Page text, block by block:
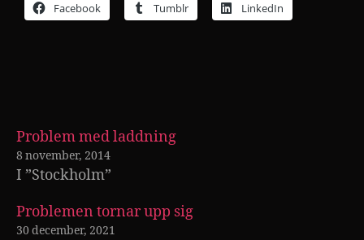
Facebook Tumblr LinkedIn
Problem med laddning
8 november, 2014
I ”Stockholm”
Problemen tornar upp sig
30 december, 2021